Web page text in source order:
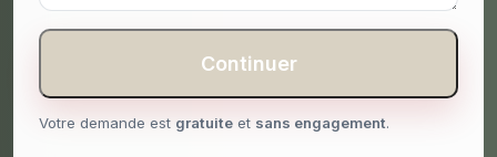
Continuer
Votre demande est gratuite et sans engagement.